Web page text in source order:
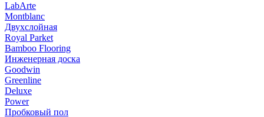
LabArte
Montblanc
Двухслойная
Royal Parket
Bamboo Flooring
Инженерная доска
Goodwin
Greenline
Deluxe
Power
Пробковый пол